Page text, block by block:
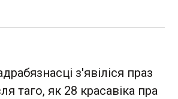
з'явіліся праз
таго, як 28 красавіка пра